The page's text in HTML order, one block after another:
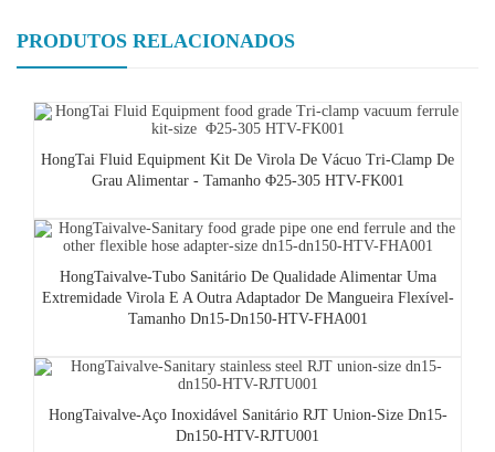
PRODUTOS RELACIONADOS
HongTai Fluid Equipment Kit De Virola De Vácuo Tri-Clamp De
Grau Alimentar - Tamanho Φ25-305 HTV-FK001
HongTaivalve-Tubo Sanitário De Qualidade Alimentar Uma
Extremidade Virola E A Outra Adaptador De Mangueira Flexível-
Tamanho Dn15-Dn150-HTV-FHA001
HongTaivalve-Aço Inoxidável Sanitário RJT Union-Size Dn15-
Dn150-HTV-RJTU001